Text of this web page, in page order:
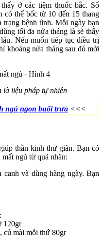
ở các tiệm thuốc bắc. Số
có thể bốc từ 10 đến 15 thang
trạng bệnh tình. Mỗi ngày bạn
tối đa nửa tháng là sẽ thấy
Nếu muốn tiếp tục điều trị
khoảng nửa tháng sau đó mới
là liệu pháp tự nhiên
ngủ ngon buổi trưa<<<
thần kinh thư giãn. Bạn có
ngủ từ quả nhãn:
và dùng hàng ngày. Bạn
120gr
củ mài mỗi thứ 80gr